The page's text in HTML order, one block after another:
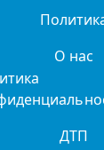
О нас
ДТП